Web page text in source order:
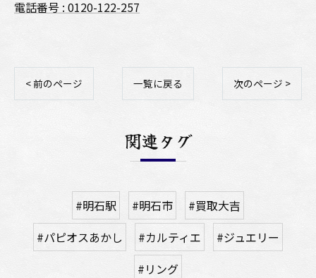
電話番号 : 0120-122-257
< 前のページ 一覧に戻る 次のページ >
関連タグ
#明石駅 #明石市
#買取大吉
#パピオスあかし
#カルティエ
#ジュエリー
#リング